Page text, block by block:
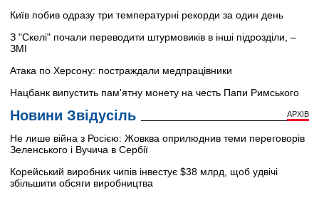
Київ побив одразу три температурні рекорди за один день
З "Скелі" почали переводити штурмовиків в інші підрозділи, –
ЗМІ
Атака по Херсону: постраждали медпрацівники
Нацбанк випустить пам'ятну монету на честь Папи Римського
Новини Звідусіль АРХІВ
Не лише війна з Росією: Жовква оприлюднив теми переговорів
Зеленського і Вучича в Сербії
Корейський виробник чипів інвестує $38 млрд, щоб удвічі
збільшити обсяги виробництва